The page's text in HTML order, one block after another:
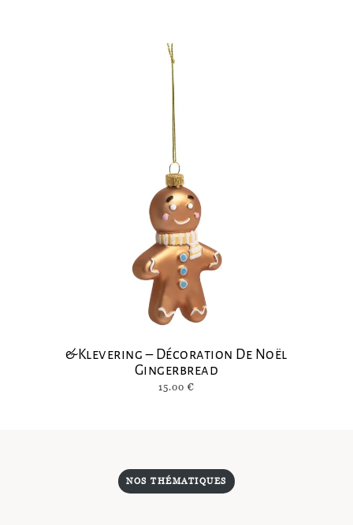
&Klevering – Décoration De Noël
Gingerbread
15.00 €
NOS THÉMATIQUES